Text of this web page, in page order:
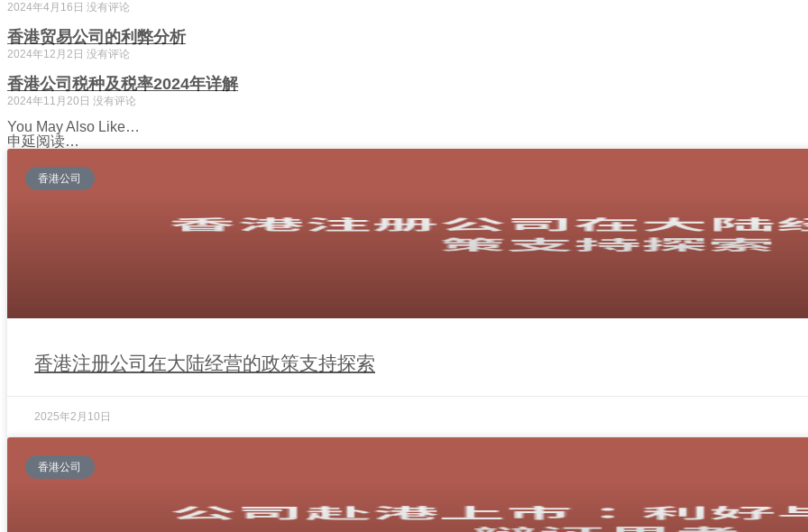
2024年4月16日 没有评论
香港贸易公司的利弊分析
2024年12月2日 没有评论
香港公司税种及税率2024年详解
2024年11月20日 没有评论
You May Also Like…
申延阅读…
香港公司
香港注册公司在大陆经营的政策支持探索
2025年2月10日
香港公司